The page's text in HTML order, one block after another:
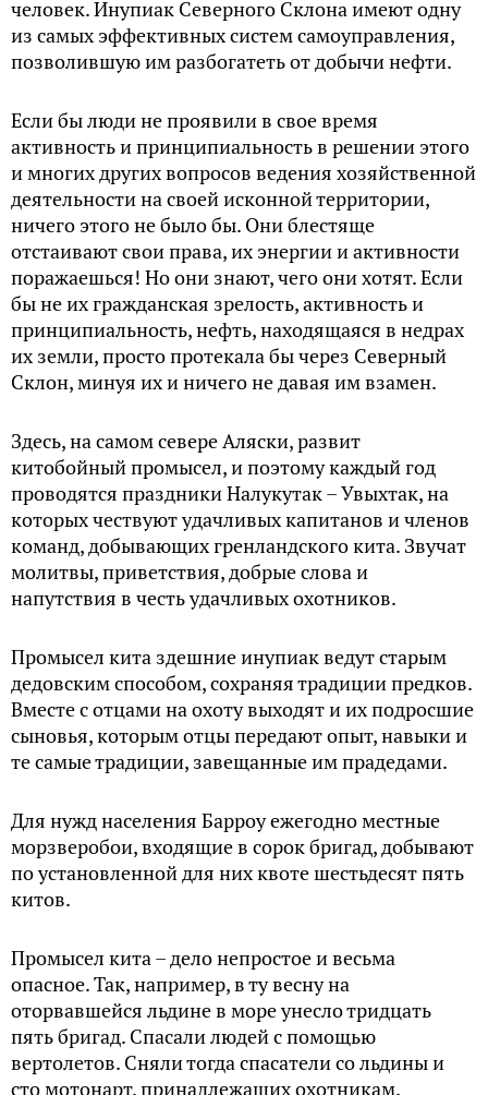
человек. Инупиак Северного Склона имеют одну
из самых эффективных систем самоуправления,
позволившую им разбогатеть от добычи нефти.
Если бы люди не проявили в свое время
активность и принципиальность в решении этого
и многих других вопросов ведения хозяйственной
деятельности на своей исконной территории,
ничего этого не было бы. Они блестяще
отстаивают свои права, их энергии и активности
поражаешься! Но они знают, чего они хотят. Если
бы не их гражданская зрелость, активность и
принципиальность, нефть, находящаяся в недрах
их земли, просто протекала бы через Северный
Склон, минуя их и ничего не давая им взамен.
Здесь, на самом севере Аляски, развит
китобойный промысел, и поэтому каждый год
проводятся праздники Налукутак – Увыхтак, на
которых чествуют удачливых капитанов и членов
команд, добывающих гренландского кита. Звучат
молитвы, приветствия, добрые слова и
напутствия в честь удачливых охотников.
Промысел кита здешние инупиак ведут старым
дедовским способом, сохраняя традиции предков.
Вместе с отцами на охоту выходят и их подросшие
сыновья, которым отцы передают опыт, навыки и
те самые традиции, завещанные им прадедами.
Для нужд населения Барроу ежегодно местные
морзверобои, входящие в сорок бригад, добывают
по установленной для них квоте шестьдесят пять
китов.
Промысел кита – дело непростое и весьма
опасное. Так, например, в ту весну на
оторвавшейся льдине в море унесло тридцать
пять бригад. Спасали людей с помощью
вертолетов. Сняли тогда спасатели со льдины и
сто мотонарт, принадлежащих охотникам.